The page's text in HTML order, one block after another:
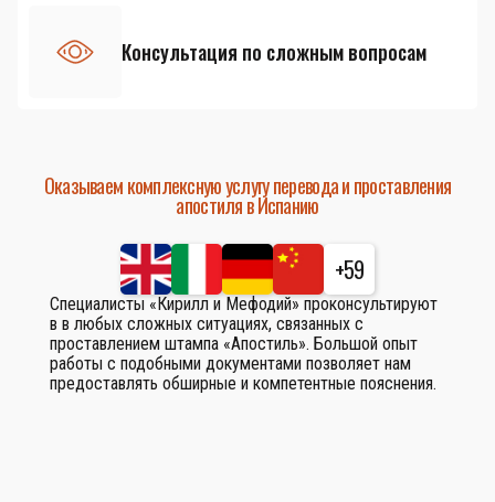
Консультация по сложным вопросам
Оказываем комплексную услугу перевода и проставления
апостиля в Испанию
+59
Специалисты «Кирилл и Мефодий» проконсультируют
в в любых сложных ситуациях, связанных с
проставлением штампа «Апостиль». Большой опыт
работы с подобными документами позволяет нам
предоставлять обширные и компетентные пояснения.